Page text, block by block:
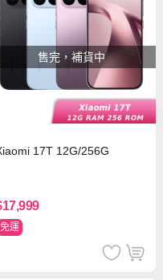
售完，補貨中
17T 12G/256G
免運